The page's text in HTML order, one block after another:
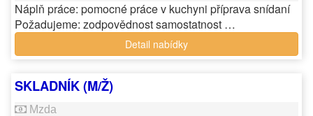
Náplň práce: pomocné práce v kuchyni příprava snídaní
Požadujeme: zodpovědnost samostatnost …
Detail nabídky
SKLADNÍK (M/Ž)